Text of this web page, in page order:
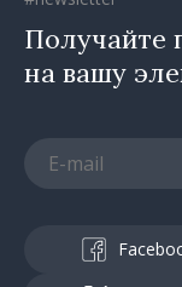
Получайте
на вашу